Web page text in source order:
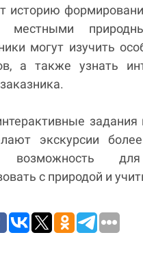
историю
могут изучить
а также узнать
экскурсии
возможность
с природой и